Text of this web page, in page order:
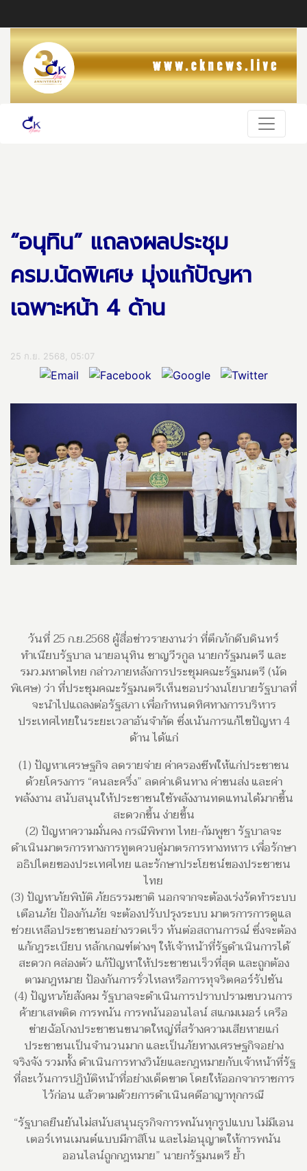
“อนุทิน” แถลงผลประชุม
ครม.นัดพิเศษ มุ่งแก้ปัญหา
เฉพาะหน้า 4 ด้าน
25 ก.ย. 2568, 05:07
วันที่ 25 ก.ย.2568 ผู้สื่อข่าวรายงานว่า ที่ตึกภักดีบดินทร์
ทำเนียบรัฐบาล นายอนุทิน ชาญวีรกูล นายกรัฐมนตรี และ
รมว.มหาดไทย กล่าวภายหลังการประชุมคณะรัฐมนตรี (นัด
พิเศษ) ว่า ที่ประชุมคณะรัฐมนตรีเห็นชอบร่างนโยบายรัฐบาลที่
จะนำไปแถลงต่อรัฐสภา เพื่อกำหนดทิศทางการบริหาร
ประเทศไทยในระยะเวลาอันจำกัด ซึ่งเน้นการแก้ไขปัญหา 4
ด้าน ได้แก่
(1) ปัญหาเศรษฐกิจ ลดรายจ่าย ค่าครองชีพให้แก่ประชาชน
ด้วยโครงการ “คนละครึ่ง” ลดค่าเดินทาง ค่าขนส่ง และค่า
พลังงาน สนับสนุนให้ประชาชนใช้พลังงานทดแทนได้มากขึ้น
สะดวกขึ้น ง่ายขึ้น
(2) ปัญหาความมั่นคง กรณีพิพาท ไทย-กัมพูชา รัฐบาลจะ
ดำเนินมาตรการทางการทูตควบคู่มาตรการทางทหาร เพื่อรักษา
อธิปไตยของประเทศไทย และรักษาประโยชน์ของประชาชน
ไทย
(3) ปัญหาภัยพิบัติ ภัยธรรมชาติ นอกจากจะต้องเร่งรัดทำระบบ
เตือนภัย ป้องกันภัย จะต้องปรับปรุงระบบ มาตรการการดูแล
ช่วยเหลือประชาชนอย่างรวดเร็ว ทันต่อสถานการณ์ ซึ่งจะต้อง
แก้กฎระเบียบ หลักเกณฑ์ต่างๆ ให้เจ้าหน้าที่รัฐดำเนินการได้
สะดวก คล่องตัว แก้ปัญหาให้ประชาชนเร็วที่สุด และถูกต้อง
ตามกฎหมาย ป้องกันการรั่วไหลหรือการทุจริตคอร์รัปชัน
(4) ปัญหาภัยสังคม รัฐบาลจะดำเนินการปราบปรามขบวนการ
ค้ายาเสพติด การพนัน การพนันออนไลน์ สแกมเมอร์ เครือ
ข่ายฉ้อโกงประชาชนขนาดใหญ่ที่สร้างความเสียหายแก่
ประชาชนเป็นจำนวนมาก และเป็นภัยทางเศรษฐกิจอย่าง
จริงจัง รวมทั้ง ดำเนินการทางวินัยและกฎหมายกับเจ้าหน้าที่รัฐ
ที่ละเว้นการปฏิบัติหน้าที่อย่างเด็ดขาด โดยให้ออกจากราชการ
ไว้ก่อน แล้วตามด้วยการดำเนินคดีอาญาทุกกรณี
“รัฐบาลยืนยันไม่สนับสนุนธุรกิจการพนันทุกรูปแบบ ไม่มีเอน
เตอร์เทนเมนต์แบบมีกาสิโน และไม่อนุญาตให้การพนัน
ออนไลน์ถูกกฎหมาย” นายกรัฐมนตรี ย้ำ